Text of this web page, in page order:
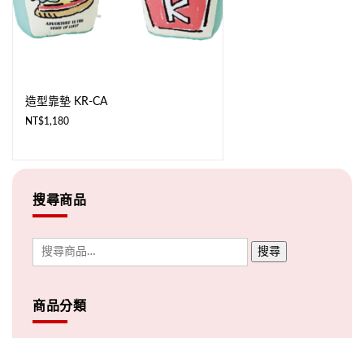
造型靠墊 KR-CA
NT$1,180
搜尋商品
搜尋
商品分類